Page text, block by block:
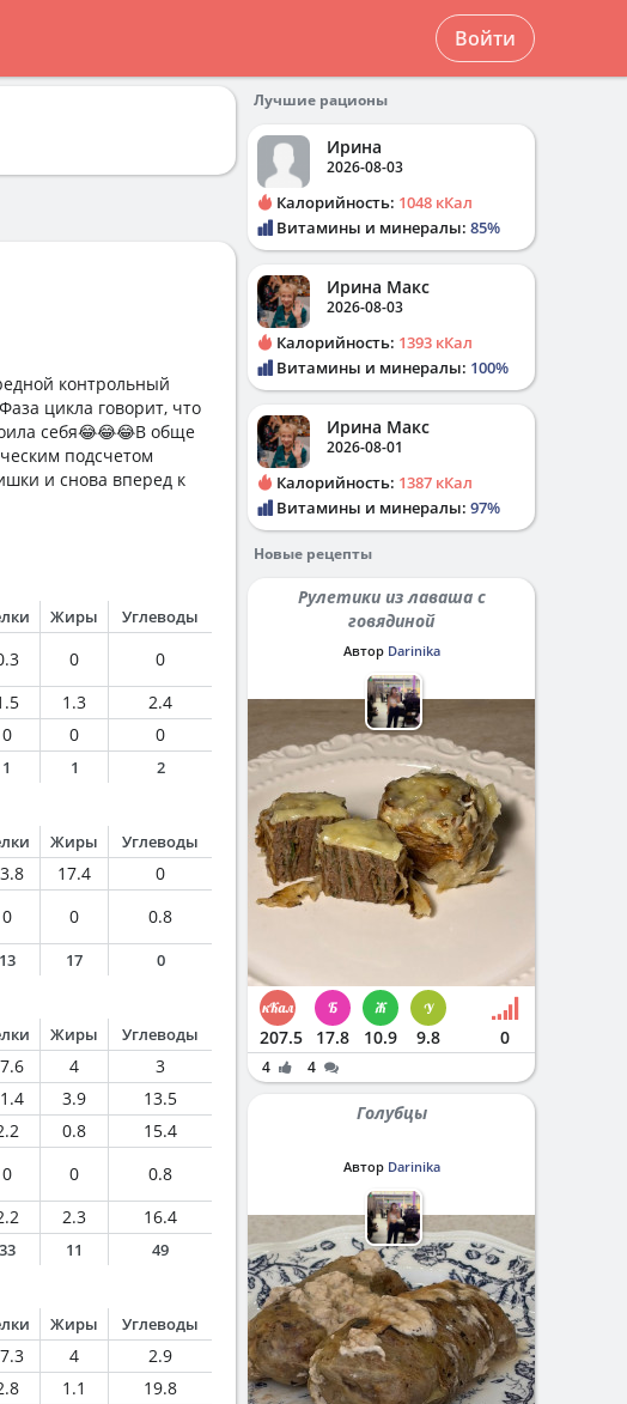
Войти
контрольный
цикла говорит, что
себя😂😂😂В обще
подсчетом
и снова вперед к
Жиры Углеводы
0
0
1.3
2.4
0 0
0
1 1 2
Жиры Углеводы
17.4
0
0 0
0.8
13 17 0
Жиры Углеводы
4
3
3.9
13.5
0.8
15.4
0 0
0.8
2.3
16.4
33 11 49
Жиры Углеводы
4
2.9
1.1
19.8
Лучшие рационы
Ирина
2026-08-03
Калорийность: 1048 кКал
Витамины и минералы: 85%
Ирина Макс
2026-08-03
Калорийность: 1393 кКал
Витамины и минералы: 100%
Ирина Макс
2026-08-01
Калорийность: 1387 кКал
Витамины и минералы: 97%
Новые рецепты
Рулетики из лаваша с
говядиной
Автор Darinika
207.5 17.8 10.9 9.8 0
4 4
Голубцы
Автор Darinika